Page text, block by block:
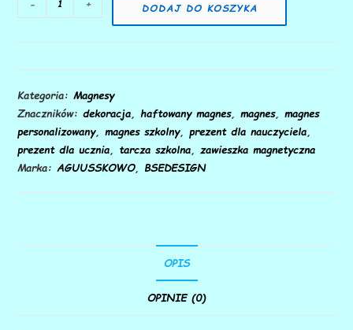
- + DODAJ DO KOSZYKA
Kategoria:Magnesy
Znaczników:dekoracja haftowany magnes,magnes,magnes
personalizowany,magnes szkolny,prezent dla nauczyciela
prezent dla ucznia
tarcza szkolna ,zawieszka magnetyczna
Marka:AGUUSSKOWO, BSEDESIGN
OPIS
OPINIE (0)